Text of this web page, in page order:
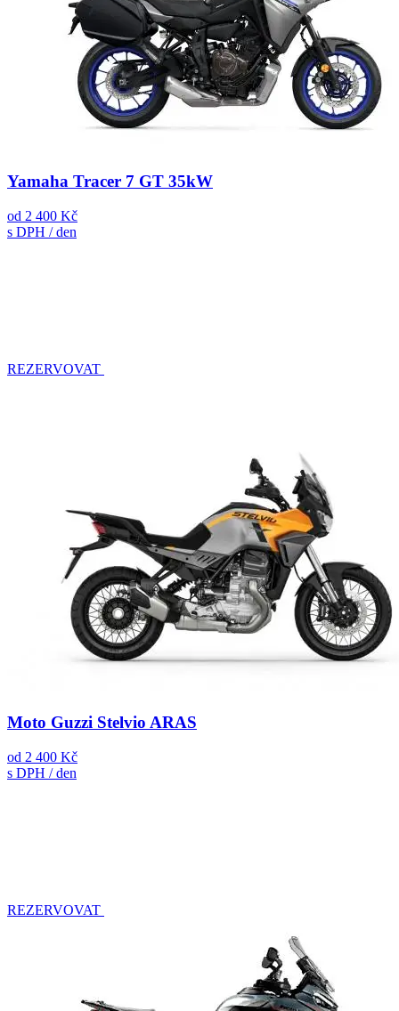
Yamaha Tracer 7 GT 35kW
od 2 400 Kč
s DPH / den
REZERVOVAT
Moto Guzzi Stelvio ARAS
od 2 400 Kč
s DPH / den
REZERVOVAT